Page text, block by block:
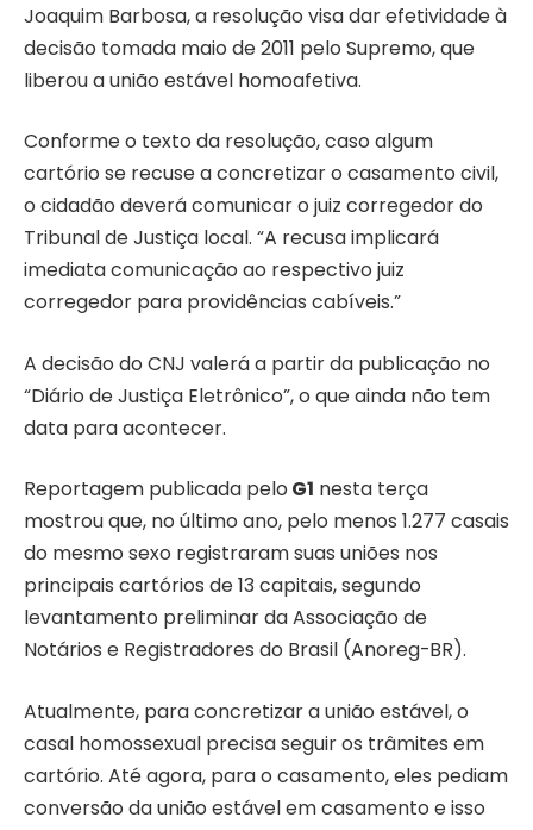
Joaquim Barbosa, a resolução visa dar efetividade à
decisão tomada maio de 2011 pelo Supremo, que
liberou a união estável homoafetiva.
Conforme o texto da resolução, caso algum
cartório se recuse a concretizar o casamento civil,
o cidadão deverá comunicar o juiz corregedor do
Tribunal de Justiça local. “A recusa implicará
imediata comunicação ao respectivo juiz
corregedor para providências cabíveis.”
A decisão do CNJ valerá a partir da publicação no
“Diário de Justiça Eletrônico”, o que ainda não tem
data para acontecer.
Reportagem publicada pelo G1 nesta terça
mostrou que, no último ano, pelo menos 1.277 casais
do mesmo sexo registraram suas uniões nos
principais cartórios de 13 capitais, segundo
levantamento preliminar da Associação de
Notários e Registradores do Brasil (Anoreg-BR).
Atualmente, para concretizar a união estável, o
casal homossexual precisa seguir os trâmites em
cartório. Até agora, para o casamento, eles pediam
conversão da união estável em casamento e isso